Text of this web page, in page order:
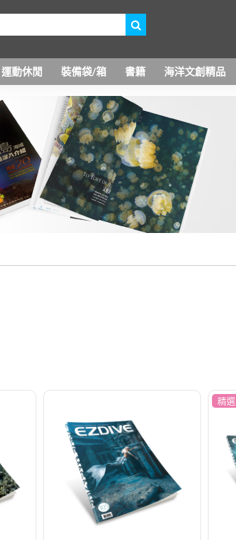
運動休閒 裝備袋/箱 書籍 海洋文創精品
精選